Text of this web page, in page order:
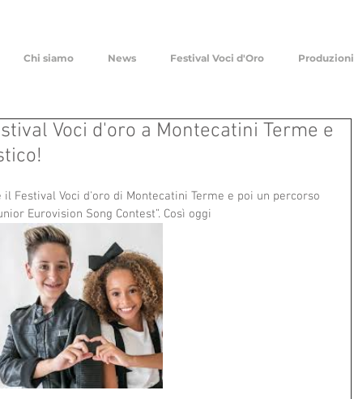
Chi siamo News Festival Voci d'Oro Produzioni
Voci d'oro a Montecatini Terme e
Festival Voci d'oro di Montecatini Terme e poi un percorso
Eurovision Song Contest”. Così oggi